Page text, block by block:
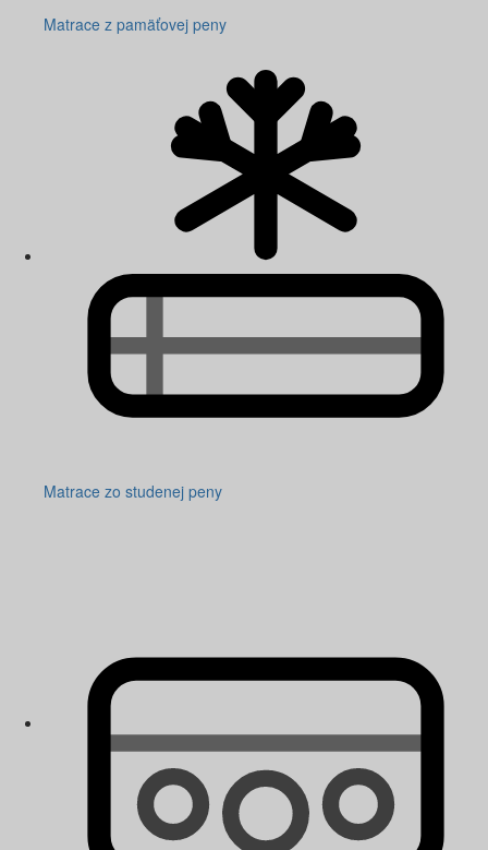
Matrace z pamäťovej peny
Matrace zo studenej peny